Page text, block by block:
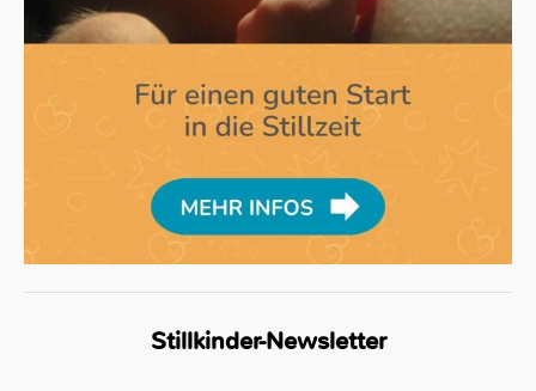
Stillkinder-Newsletter